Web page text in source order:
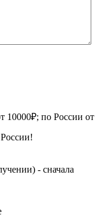
10000₽; по России от
- сначала